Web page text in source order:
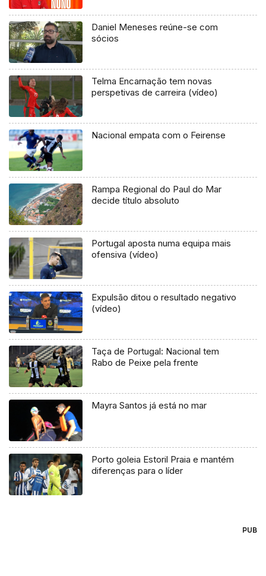
Daniel Meneses reúne-se com
sócios
Telma Encarnação tem novas
perspetivas de carreira (vídeo)
Nacional empata com o Feirense
Rampa Regional do Paul do Mar
decide título absoluto
Portugal aposta numa equipa mais
ofensiva (vídeo)
Expulsão ditou o resultado negativo
(vídeo)
Taça de Portugal: Nacional tem
Rabo de Peixe pela frente
Mayra Santos já está no mar
Porto goleia Estoril Praia e mantém
diferenças para o líder
PUB